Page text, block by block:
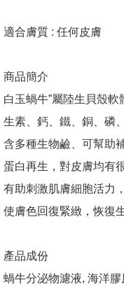
適合膚質 : 任何皮膚
商品簡介
白玉蝸牛”屬陸生貝殼
生素、鈣、鐵、銅、磷
含多種生物鹼、可幫助
蛋白再生，對皮膚均有
有助刺激肌膚細胞活力
使膚色回復緊緻，恢復
產品成份
蝸牛分泌物濾液, 海洋膠